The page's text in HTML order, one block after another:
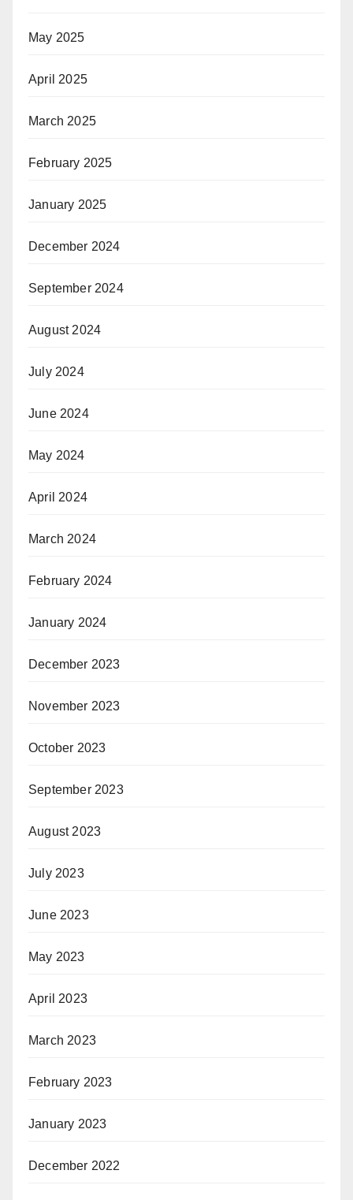
May 2025
April 2025
March 2025
February 2025
January 2025
December 2024
September 2024
August 2024
July 2024
June 2024
May 2024
April 2024
March 2024
February 2024
January 2024
December 2023
November 2023
October 2023
September 2023
August 2023
July 2023
June 2023
May 2023
April 2023
March 2023
February 2023
January 2023
December 2022